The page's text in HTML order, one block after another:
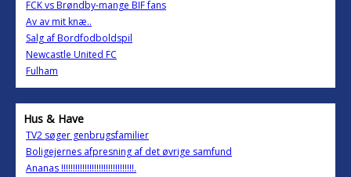
FCK vs Brøndby-mange BIF fans
Av av mit knæ..
Salg af Bordfodboldspil
Newcastle United FC
Fulham
Hus & Have
TV2 søger genbrugsfamilier
Boligejernes afpresning af det øvrige samfund
Ananas !!!!!!!!!!!!!!!!!!!!!!!!!!!!!!!.